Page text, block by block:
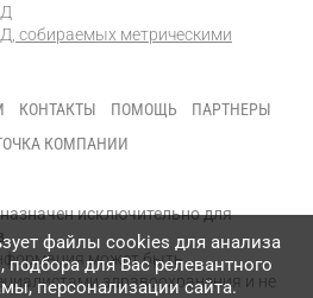
собираемых метрическими
КОНТАКТЫ ПОМОЩЬ
ПАРТНЕРЫ
КОМПАНИИ
исключительно для
может быть
здравоохранения и не
файлы сookies для анализа
для Вас релевантного
персонализации сайта.